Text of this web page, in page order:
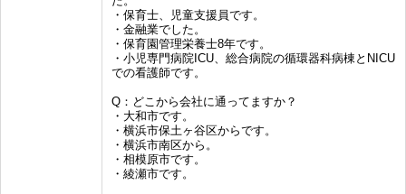
・保育士、児童支援員です。
・金融業でした。
・保育園管理栄養士8年です。
・小児専門病院ICU、総合病院の循環器科病棟とNICU
での看護師です。
Q：どこから会社に通ってますか？
・大和市です。
・横浜市保土ヶ谷区からです。
・横浜市南区から。
・相模原市です。
・綾瀬市です。